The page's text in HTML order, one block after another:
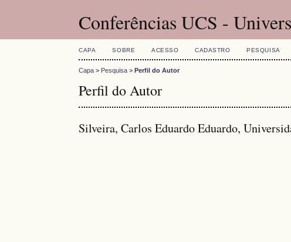
Conferências UCS -
CAPA SOBRE ACESSO CADASTRO PESQUISA
Capa > Pesquisa >Perfil do Autor
Perfil do Autor
Silveira, Carlos Eduardo Eduardo,